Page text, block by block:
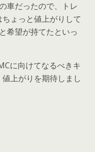
車だったので、トレ
ょっと値上がりして
希望が持てたといっ
に向けてなるべきキ
上がりを期待しまし